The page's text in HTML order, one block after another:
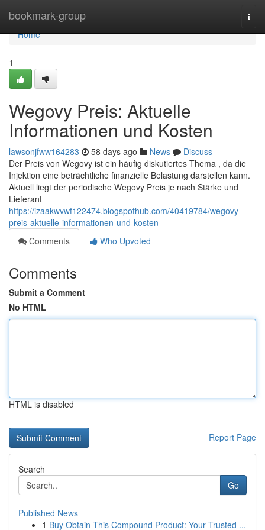
bookmark-group
Home
Home
1
Wegovy Preis: Aktuelle
Informationen und Kosten
lawsonjfww164283 58 days ago News
Discuss
Der Preis von Wegovy ist ein häufig diskutiertes Thema , da die
Injektion eine beträchtliche finanzielle Belastung darstellen kann.
Aktuell liegt der periodische Wegovy Preis je nach Stärke und
Lieferant
https://izaakwvwf122474.blogspothub.com/40419784/wegovy-
preis-aktuelle-informationen-und-kosten
Comments
Who Upvoted
Comments
Submit a Comment
No HTML
HTML is disabled
Report Page
Search
Go
Published News
1 Buy Obtain This Compound Product: Your Trusted ...